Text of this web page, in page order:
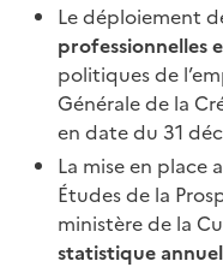
Le déploiement
professionnelles
politiques de
Générale de la
en date du 31
La mise en place
Études de la
ministère de la
statistique annuel